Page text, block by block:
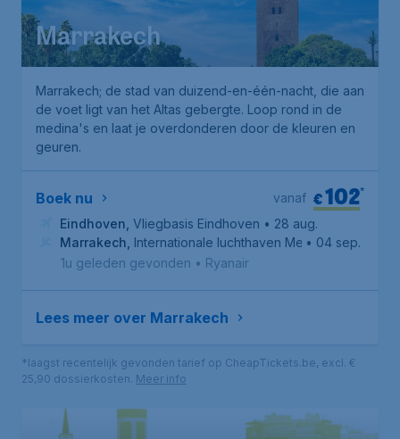
Marrakech
Marrakech; de stad van duizend-en-één-nacht, die aan
de voet ligt van het Altas gebergte. Loop rond in de
medina's en laat je overdonderen door de kleuren en
geuren.
Boek nu €102*
vanaf
Eindhoven Vliegbasis Eindhoven • 28 aug.
Marrakech Internationale luchthaven Menara• 04 sep.
1u geleden gevonden • Ryanair
Lees meer over Marrakech
*laagst recentelijk gevonden tarief op CheapTickets.be, excl. €
25,90 dossierkosten. Meer info